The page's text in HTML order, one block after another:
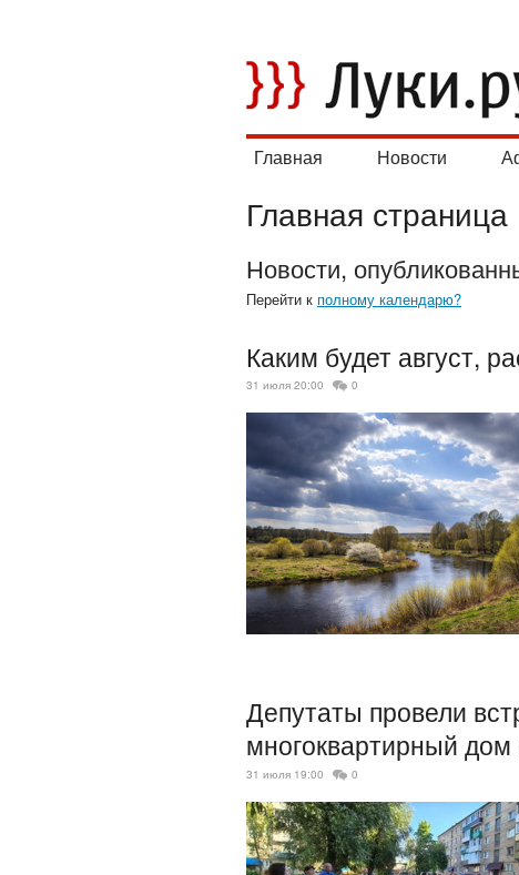
Главная Новости
Главная страница
Новости,
Перейти к полному календарю?
Каким будет август,
31 июля 20:00 0
Депутаты провели
многоквартирный
31 июля 19:00 0